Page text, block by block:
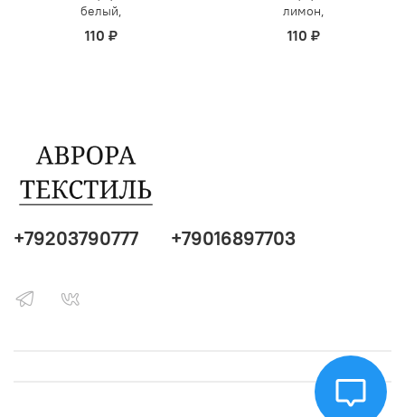
белый,
110 ₽
лимон,
110 ₽
+79203790777 +79016897703